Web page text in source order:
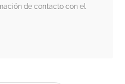
de contacto con el